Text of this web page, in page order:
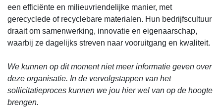
een efficiënte en milieuvriendelijke manier, met
gerecyclede of recyclebare materialen. Hun bedrijfscultuur
draait om samenwerking, innovatie en eigenaarschap,
waarbij ze dagelijks streven naar vooruitgang en kwaliteit.
We kunnen op dit moment niet meer informatie geven over
deze organisatie. In de vervolgstappen van het
sollicitatieproces kunnen we jou hier wel van op de hoogte
brengen.